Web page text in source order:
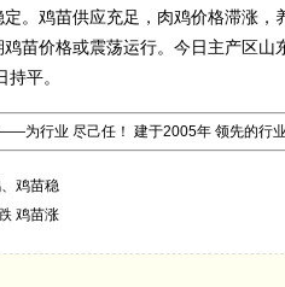
鸡苗供应充足，肉鸡价格滞涨，
苗价格或震荡运行。今日主产区
平。
为行业 尽己任！ 建于2005年 领先的行
鸡苗稳
鸡苗涨